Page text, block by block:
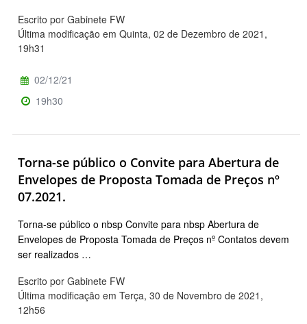
Escrito por Gabinete FW
Última modificação em Quinta, 02 de Dezembro de 2021,
19h31
02/12/21
19h30
Torna-se público o Convite para Abertura de
Envelopes de Proposta Tomada de Preços nº
07.2021.
Torna-se público o nbsp Convite para nbsp Abertura de
Envelopes de Proposta Tomada de Preços nº Contatos devem
ser realizados …
Escrito por Gabinete FW
Última modificação em Terça, 30 de Novembro de 2021,
12h56